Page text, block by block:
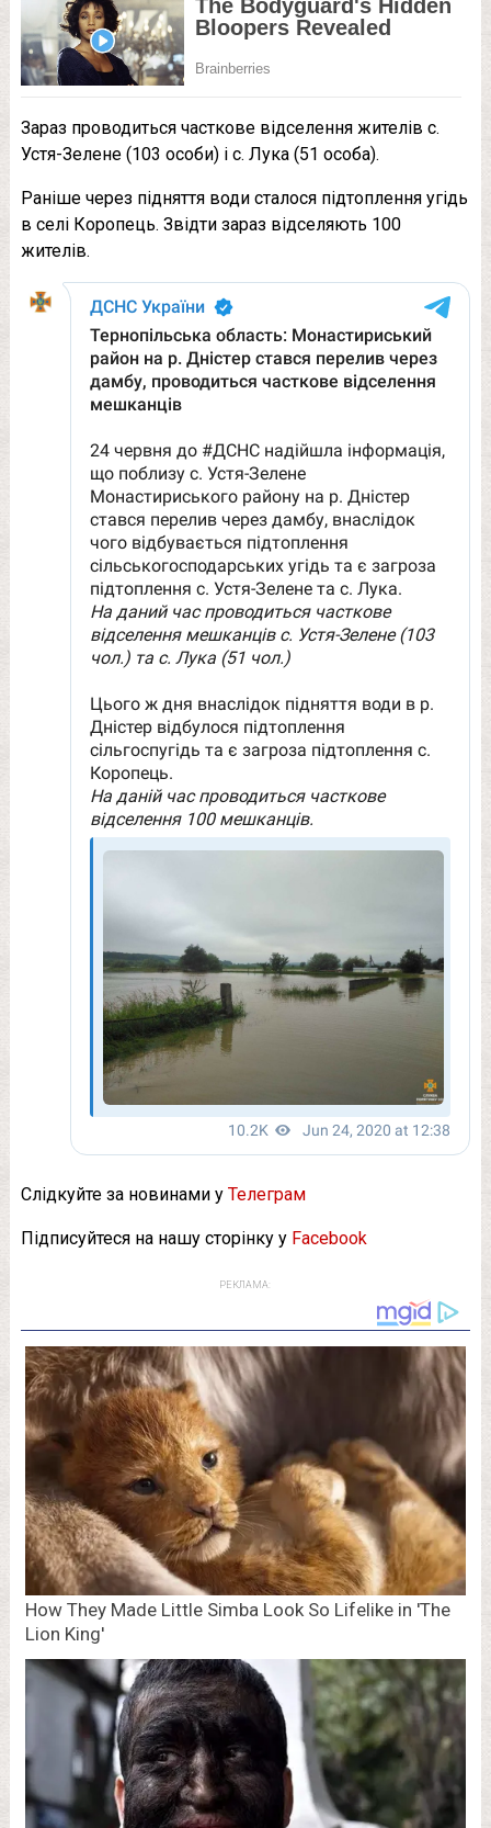
Зараз проводиться часткове відселення жителів с.
Устя-Зелене (103 особи) і с. Лука (51 особа).
Раніше через підняття води сталося підтоплення угідь
в селі Коропець. Звідти зараз відселяють 100
жителів.
Слідкуйте за новинами у Телеграм
Підписуйтеся на нашу сторінку у Facebook
РЕКЛАМА: